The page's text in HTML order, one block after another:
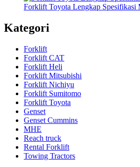
Forklift Toyota Lengkap Spesifikasi
Kategori
Forklift
Forklift CAT
Forklift Heli
Forklift Mitsubishi
Forklift Nichiyu
Forklift Sumitomo
Forklift Toyota
Genset
Genset Cummins
MHE
Reach truck
Rental Forklift
Towing Tractors